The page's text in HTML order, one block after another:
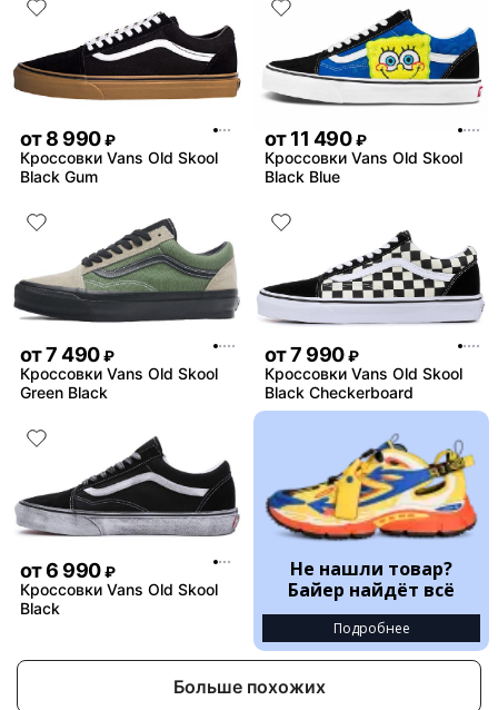
от8 990 ₽
Кроссовки Vans Old Skool
Black Gum
от11 490 ₽
Кроссовки Vans Old Skool
Black Blue
от7 490 ₽
Кроссовки Vans Old Skool
Green Black
от7 990 ₽
Кроссовки Vans Old Skool
Black Checkerboard
от6 990 ₽
Кроссовки Vans Old Skool
Black
Не нашли товар?
Байер найдёт всё
Подробнее
Больше похожих